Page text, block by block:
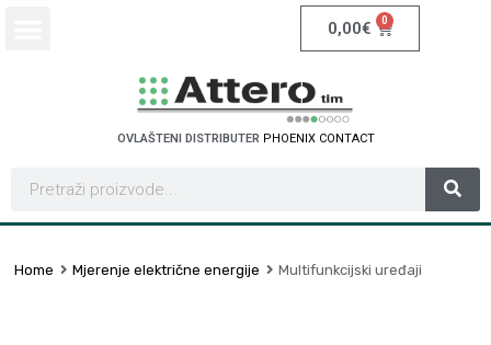
0,00€ 0
OVLAŠTENI DISTRIBUTER PHOENIX CONTACT
Home Mjerenje električne energije Multifunkcijski uređaji